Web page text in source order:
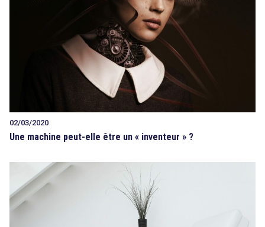
02/03/2020
Une machine peut-elle être un « inventeur » ?